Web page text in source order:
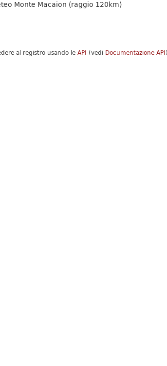
Monte Macaion (raggio 120km)
al registro usando le API (vedi Documentazione API